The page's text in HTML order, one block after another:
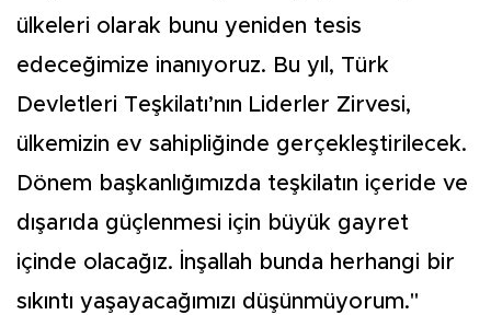
ülkeleri olarak bunu yeniden tesis
edeceğimize inanıyoruz. Bu yıl, Türk
Devletleri Teşkilatı’nın Liderler Zirvesi,
ülkemizin ev sahipliğinde gerçekleştirilecek.
Dönem başkanlığımızda teşkilatın içeride ve
dışarıda güçlenmesi için büyük gayret
içinde olacağız. İnşallah bunda herhangi bir
sıkıntı yaşayacağımızı düşünmüyorum."